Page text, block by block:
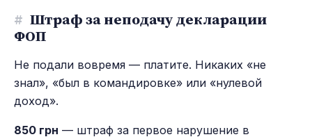
# Штраф за неподачу декларации
ФОП
Не подали вовремя — платите. Никаких «не
знал», «был в командировке» или «нулевой
доход».
850 грн — штраф за первое нарушение в